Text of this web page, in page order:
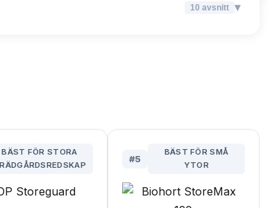
10 avsnitt ▾
BÄST FÖR STORA
#5
BÄST FÖR SMÅ
YTOR